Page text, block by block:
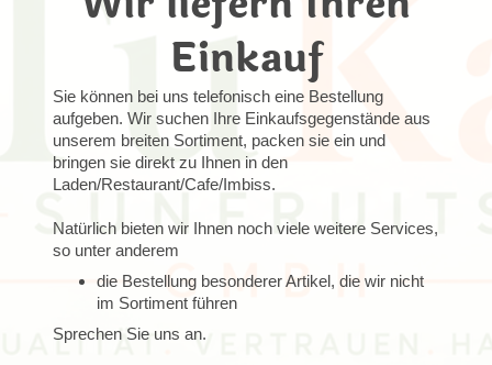
Einkauf
Sie können bei uns telefonisch eine Bestellung
aufgeben. Wir suchen Ihre Einkaufsgegenstände aus
unserem breiten Sortiment, packen sie ein und
bringen sie direkt zu Ihnen in den
Laden/Restaurant/Cafe/Imbiss.
Natürlich bieten wir Ihnen noch viele weitere Services,
so unter anderem
die Bestellung besonderer Artikel, die wir nicht
im Sortiment führen
Sprechen Sie uns an.